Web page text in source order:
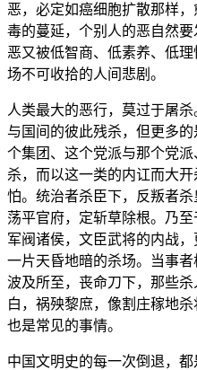
恶，必定如癌细胞扩散那样
毒的蔓延，个别人的恶自然
恶又被低智商、低素养、低
场不可收拾的人间悲剧。
人类最大的恶行，莫过于屠
与国间的彼此残杀，但更多
个集团、这个党派与那个党
杀，而以这一类的内讧而大
怕。统治者杀臣下，反叛者杀
荡平官府，定斩草除根。乃至
军阀诸侯，文臣武将的内战
一片天昏地暗的杀场。当事
波及所至，丧命刀下，那些
白，祸殃黎庶，像割庄稼地
也是常见的事情。
中国文明史的每一次倒退，